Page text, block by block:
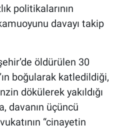
politikalarının
davayı takip
öldürülen 30
boğularak katledildiği,
dökülerek yakıldığı
davanın üçüncü
“cinayetin